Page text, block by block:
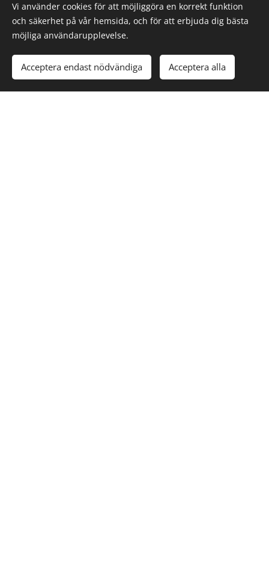
Nu återstår bara den tredje och sista leden i
Vi använder cookies för att möjliggöra en korrekt funktion
och säkerhet på vår hemsida, och för att erbjuda dig bästa
möjliga användarupplevelse.
Acceptera endast nödvändiga Acceptera alla